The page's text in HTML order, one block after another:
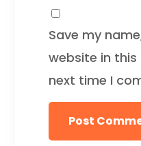
Save my
website in
next time I